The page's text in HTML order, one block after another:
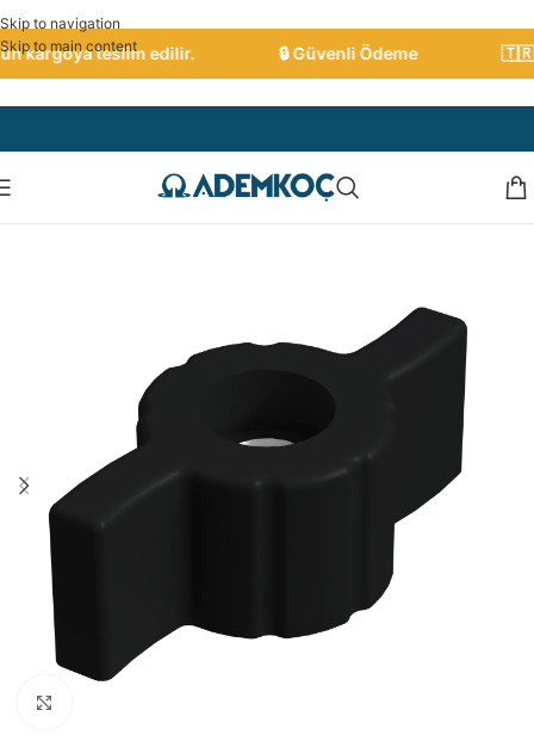
Skip to navigation
Skip to main content
kargoya teslim edilir. 🔒 Güvenli Ödeme 🇹🇷